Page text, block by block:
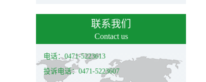
联系我们
Contact us
电话：0471-5223613
投诉电话：0471-5223607